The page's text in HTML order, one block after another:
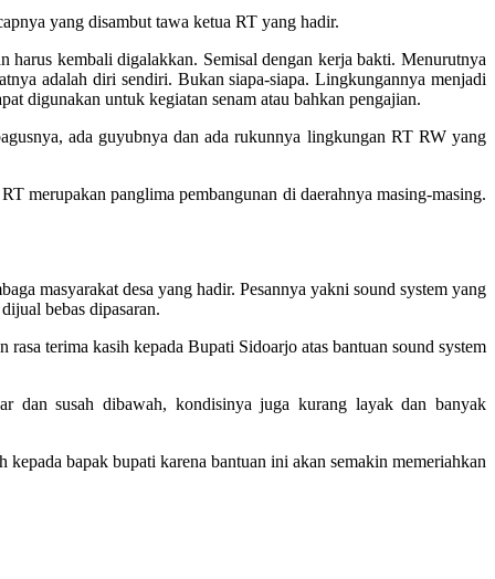
yang disambut tawa ketua RT yang hadir.
kembali digalakkan. Semisal dengan kerja bakti. Menurutnya
adalah diri sendiri. Bukan siapa-siapa. Lingkungannya menjadi
digunakan untuk kegiatan senam atau bahkan pengajian.
ada guyubnya dan ada rukunnya lingkungan RT RW yang
merupakan panglima pembangunan di daerahnya masing-masing.
masyarakat desa yang hadir. Pesannya yakni sound system yang
bebas dipasaran.
terima kasih kepada Bupati Sidoarjo atas bantuan sound system
dan susah dibawah, kondisinya juga kurang layak dan banyak
bapak bupati karena bantuan ini akan semakin memeriahkan